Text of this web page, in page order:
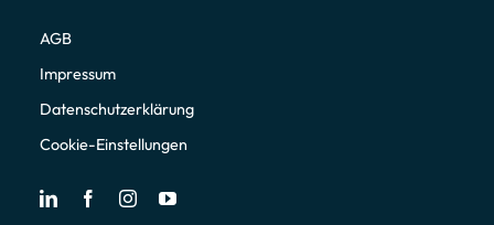
AGB
Impressum
Datenschutzerklärung
Cookie-Einstellungen